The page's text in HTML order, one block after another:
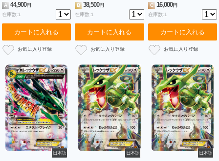
A
44,900円
在庫数:1
カートに入れる
B
38,500円
在庫数:1
カートに入れる
C 16,000円
在庫数:1
カートに入れる
日本語 日本語 日本語